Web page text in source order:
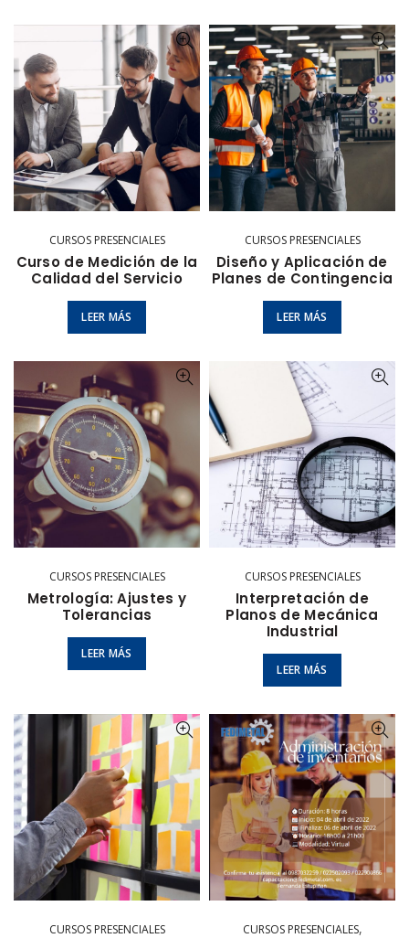
CURSOS PRESENCIALES
Curso de Medición de la
Calidad del Servicio
LEER MÁS
CURSOS PRESENCIALES
Diseño y Aplicación de
Planes de Contingencia
LEER MÁS
CURSOS PRESENCIALES
Metrología: Ajustes y
Tolerancias
LEER MÁS
CURSOS PRESENCIALES
Interpretación de
Planos de Mecánica
Industrial
LEER MÁS
CURSOS PRESENCIALES CURSOS PRESENCIALES,